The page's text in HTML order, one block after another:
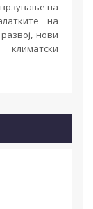
на
на
нови